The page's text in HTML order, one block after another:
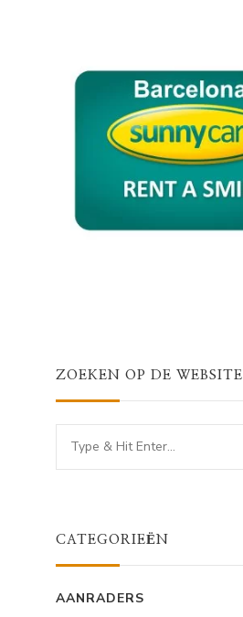
ZOEKEN OP DE WEBSITE
Looking
for
CATEGORIEËN
AANRADERS